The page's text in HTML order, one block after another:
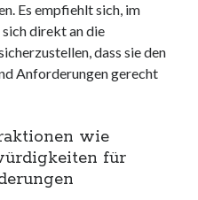
Es empfiehlt sich, im
direkt an die
dass sie den
Anforderungen gerecht
wie
für